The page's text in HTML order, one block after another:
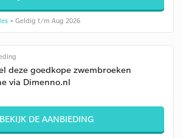
• Geldig t/m Aug 2026
deze goedkope zwembroeken
via Dimenno.nl
BEKIJK DE AANBIEDING